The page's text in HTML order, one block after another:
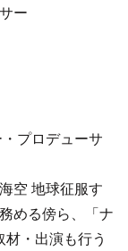
ー
プロデューサ
空 地球征服す
める傍ら、「ナ
・出演も行う